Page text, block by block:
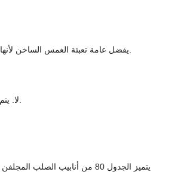
يتميز الجدول 80 من أنابيب